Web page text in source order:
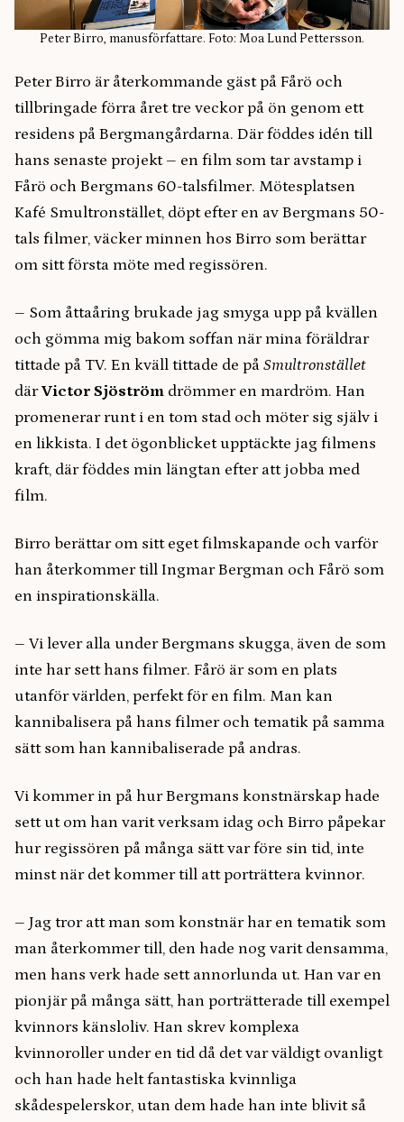
Peter Birro, manusförfattare. Foto: Moa Lund Pettersson.
Peter Birro är återkommande gäst på Fårö och
tillbringade förra året tre veckor på ön genom ett
residens på Bergmangårdarna. Där föddes idén till
hans senaste projekt – en film som tar avstamp i
Fårö och Bergmans 60-talsfilmer. Mötesplatsen
Kafé Smultronstället, döpt efter en av Bergmans 50-
tals filmer, väcker minnen hos Birro som berättar
om sitt första möte med regissören.
– Som åttaåring brukade jag smyga upp på kvällen
och gömma mig bakom soffan när mina föräldrar
tittade på TV. En kväll tittade de på Smultronstället
därVictor Sjöström drömmer en mardröm. Han
promenerar runt i en tom stad och möter sig själv i
en likkista. I det ögonblicket upptäckte jag filmens
kraft, där föddes min längtan efter att jobba med
film.
Birro berättar om sitt eget filmskapande och varför
han återkommer till Ingmar Bergman och Fårö som
en inspirationskälla.
– Vi lever alla under Bergmans skugga, även de som
inte har sett hans filmer. Fårö är som en plats
utanför världen, perfekt för en film. Man kan
kannibalisera på hans filmer och tematik på samma
sätt som han kannibaliserade på andras.
Vi kommer in på hur Bergmans konstnärskap hade
sett ut om han varit verksam idag och Birro påpekar
hur regissören på många sätt var före sin tid, inte
minst när det kommer till att porträttera kvinnor.
– Jag tror att man som konstnär har en tematik som
man återkommer till, den hade nog varit densamma,
men hans verk hade sett annorlunda ut. Han var en
pionjär på många sätt, han porträtterade till exempel
kvinnors känsloliv. Han skrev komplexa
kvinnoroller under en tid då det var väldigt ovanligt
och han hade helt fantastiska kvinnliga
skådespelerskor, utan dem hade han inte blivit så